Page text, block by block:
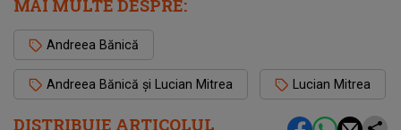
DISTRIBUIE ARTICOLUL
MAI MULTE DESPRE:
Andreea Bănică
Andreea Bănică și Lucian Mitrea Lucian Mitrea